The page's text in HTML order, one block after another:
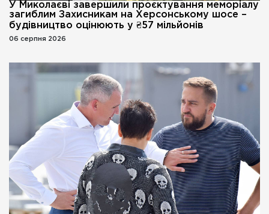
У Миколаєві завершили проєктування меморіалу
загиблим Захисникам на Херсонському шосе –
будівництво оцінюють у ₴57 мільйонів
06 серпня 2026